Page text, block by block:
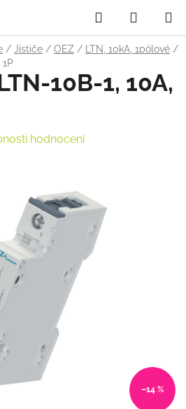
Hledat
KOŠÍK
/ Jističe / OEZ / LTN, 10kA, 1pólové /
10B-1, 10A,
hodnocení
–14 %